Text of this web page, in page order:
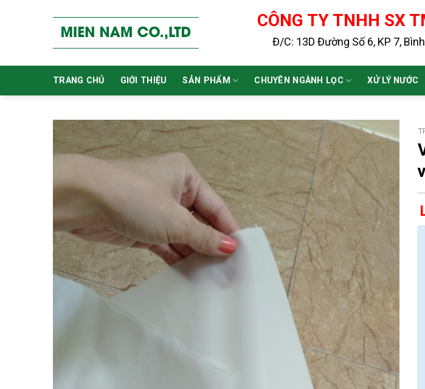
CÔNG TY TNHH SX
Đ/C: 13D Đường Số 6, KP 7,
TRANG CHỦ GIỚI THIỆU SẢN PHẨM CHUYÊN NGÀNH LỌC XỬ LÝ NƯỚC